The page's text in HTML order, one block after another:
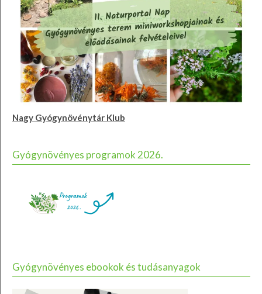
Nagy Gyógynövénytár Klub
Gyógynövényes programok 2026.
Gyógynövényes ebookok és tudásanyagok